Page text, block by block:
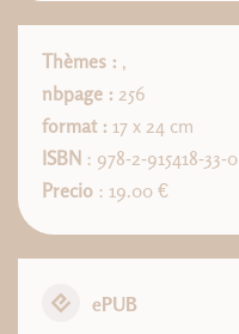
Thèmes : ,
nbpage : 256
format : 17 x 24 cm
ISBN : 978-2-915418-33-0
Precio : 19.00 €
ePUB